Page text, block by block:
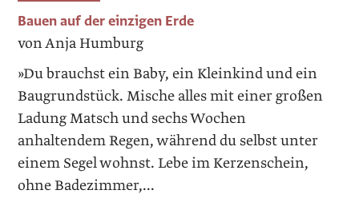
Bauen auf der einzigen Erde
von Anja Humburg
»Du brauchst ein Baby, ein Kleinkind und ein
Baugrundstück. ­Mische alles mit einer großen
Ladung Matsch und sechs Wochen
anhaltendem Regen, während du selbst unter
einem Segel wohnst. Lebe im Kerzenschein,
ohne Badezimmer,...